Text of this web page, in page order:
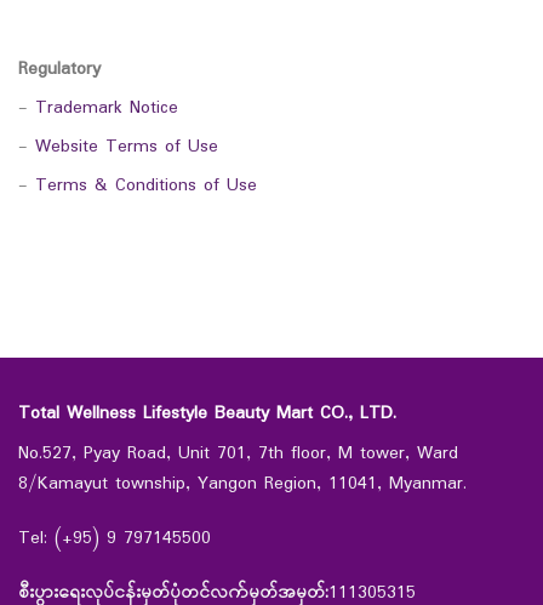
Regulatory
- Trademark Notice
- Website Terms of Use
- Terms & Conditions of Use
Total Wellness Lifestyle Beauty Mart CO., LTD.
No.527, Pyay Road, Unit 701, 7th floor, M tower, Ward
8/Kamayut township, Yangon Region, 11041, Myanmar.
Tel: (+95) 9 797145500
စီးပွားရေးလုပ်ငန်းမှတ်ပုံတင်လက်မှတ်အမှတ်:111305315